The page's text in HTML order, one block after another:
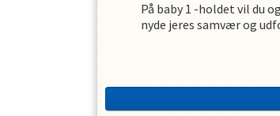
OPRET EN
På baby 1 -holdet vil du
nyde jeres samvær og
Det er et krav fra